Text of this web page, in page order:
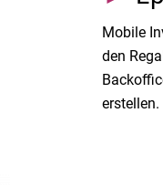
Mobile
den
erstellen.